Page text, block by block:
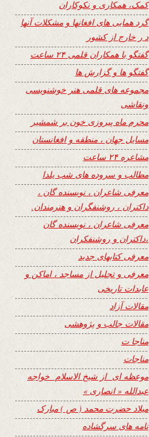
کمک، همکاری و نکوکاران
گرد همایی های افغانها و مشکلات آنها
د ر خارج از کشور
گفتگو با همکاران قلمی ۲۴ ساعت
گفتگو ها و گزارش ها
مجموعه های قلمی هنر خوشنویسی
ونقاشی
محرم ماه پیروزی خون بر شمشیر
مسایل جهان ، منطقه و افغانستان
مشاعره ۲۴ ساعت
مطالب و سروده های شب یلدا
معرفی شاعران ، نویسنده گان ،
داکتران ، روشنفگران و هنرمندان.
معرفی شاعران ، نویسنده گان
،داکتران و روشنفکران
معرفی کتابهای جدید
معرفی و تجلیل از مساجد ، اماکن و
عابدات تاریخی
مقالات آزاد
مقالات جالب و پژوهشی
مناجا ت
مناجات
موعظه ای از شیخ الاسلام خواجه
عبدالله « انصاری »
میلاد حضرت محمد ( ص ) مبارک
نامه های سرگشاده